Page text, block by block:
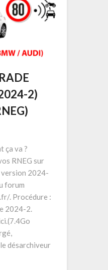
2)
ça va ?
RNEG sur
version 2024-
forum
. Procédure :
2024-2.
désarchiveur